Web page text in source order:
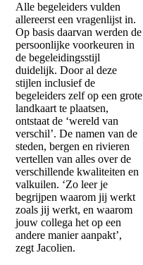
Alle begeleiders vulden
allereerst een vragenlijst in.
Op basis daarvan werden de
persoonlijke voorkeuren in
de begeleidingsstijl
duidelijk. Door al deze
stijlen inclusief de
begeleiders zelf op een grote
landkaart te plaatsen,
ontstaat de ‘wereld van
verschil’. De namen van de
steden, bergen en rivieren
vertellen van alles over de
verschillende kwaliteiten en
valkuilen. ‘Zo leer je
begrijpen waarom jij werkt
zoals jij werkt, en waarom
jouw collega het op een
andere manier aanpakt’,
zegt Jacolien.